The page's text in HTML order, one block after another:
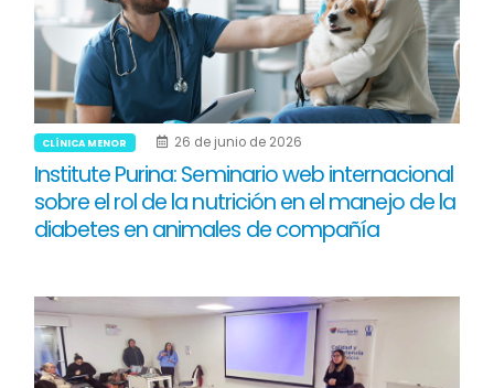
CLÍNICA MENOR 26 de junio de 2026
Institute Purina: Seminario web internacional
sobre el rol de la nutrición en el manejo de la
diabetes en animales de compañía